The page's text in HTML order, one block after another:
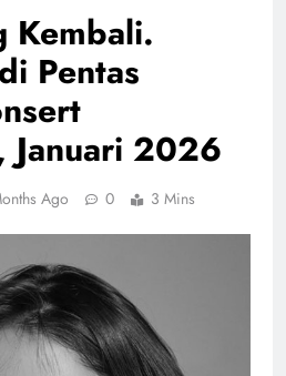
Kembali.
Pentas
Januari 2026
Ago 0 3 Mins